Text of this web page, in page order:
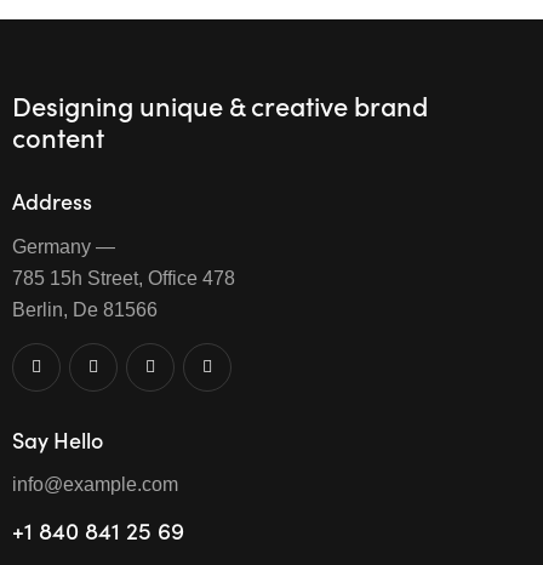
Designing unique & creative brand
content
Address
Germany —
785 15h Street, Office 478
Berlin, De 81566
Say Hello
info@example.com
+1 840 841 25 69